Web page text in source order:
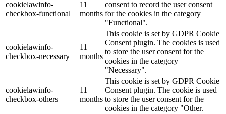
cookielawinfo-
checkbox-functional
11
months
consent to record the user consent
for the cookies in the category
"Functional".
cookielawinfo-
checkbox-necessary
11
months
This cookie is set by GDPR Cookie
Consent plugin. The cookies is used
to store the user consent for the
cookies in the category
"Necessary".
cookielawinfo-
checkbox-others
11
months
This cookie is set by GDPR Cookie
Consent plugin. The cookie is used
to store the user consent for the
cookies in the category "Other.